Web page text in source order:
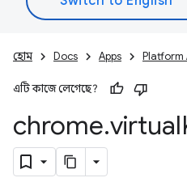
হোম Docs Apps Platform
এটি কাজে লেগেছে?
chrome.virtual